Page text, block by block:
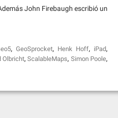
John Firebaugh escribió un
,GeoSprocket, Henk Hoff, iPad,
Olbricht,ScalableMaps, Simon Poole,